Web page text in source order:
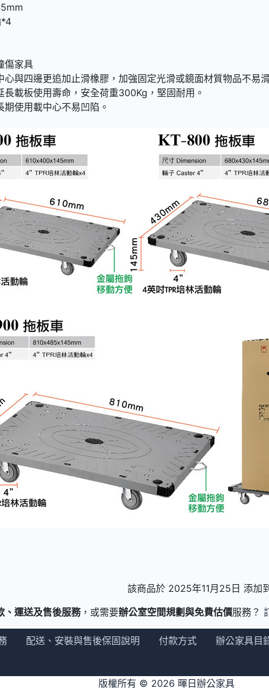
*4
傷家具
與四邊更追加止滑橡膠，加強固定光滑或鏡面材質物品不易
長載板使用壽命，安全荷重300Kg，堅固耐用。
使用載中心不易凹陷。
該商品於 2025年11月25日 添加
、運送及售後服務，或需要辦公室空間規劃與免費估價服務？
配送、安裝與售後保固說明 付款方式 辦公家具目
版權所有 © 2026 暉日辦公家具